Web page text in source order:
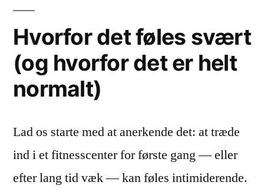
Hvorfor det føles svært
(og hvorfor det er helt
normalt)
Lad os starte med at anerkende det: at træde
ind i et fitnesscenter for første gang — eller
efter lang tid væk — kan føles intimiderende.